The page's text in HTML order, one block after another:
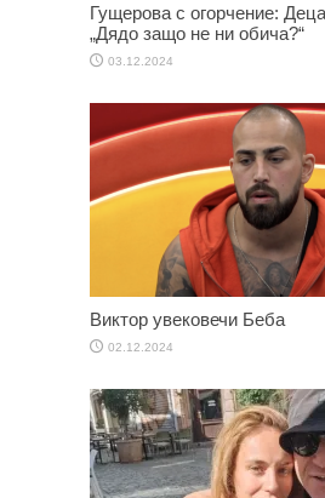
Гущерова с огорчение:
„Дядо защо не ни обича?“
03.12.2024
Виктор увековечи Беба
02.12.2024